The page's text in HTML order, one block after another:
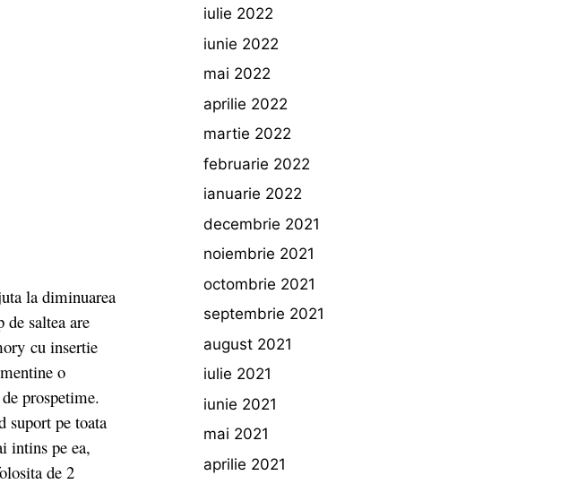
la diminuarea
saltea are
cu insertie
o
prospetime.
suport pe toata
intins pe ea,
de 2
iulie 2022
iunie 2022
mai 2022
aprilie 2022
martie 2022
februarie 2022
ianuarie 2022
decembrie 2021
noiembrie 2021
octombrie 2021
septembrie 2021
august 2021
iulie 2021
iunie 2021
mai 2021
aprilie 2021